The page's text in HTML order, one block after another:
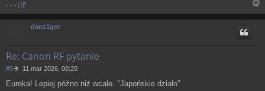
- - -
a
danz1ger
Re: Canon RF pytanie
#5
P
s
11 mar 2026, 00:20
Eureka! Lepiej późno niż wcale. "Japońskie działo" .